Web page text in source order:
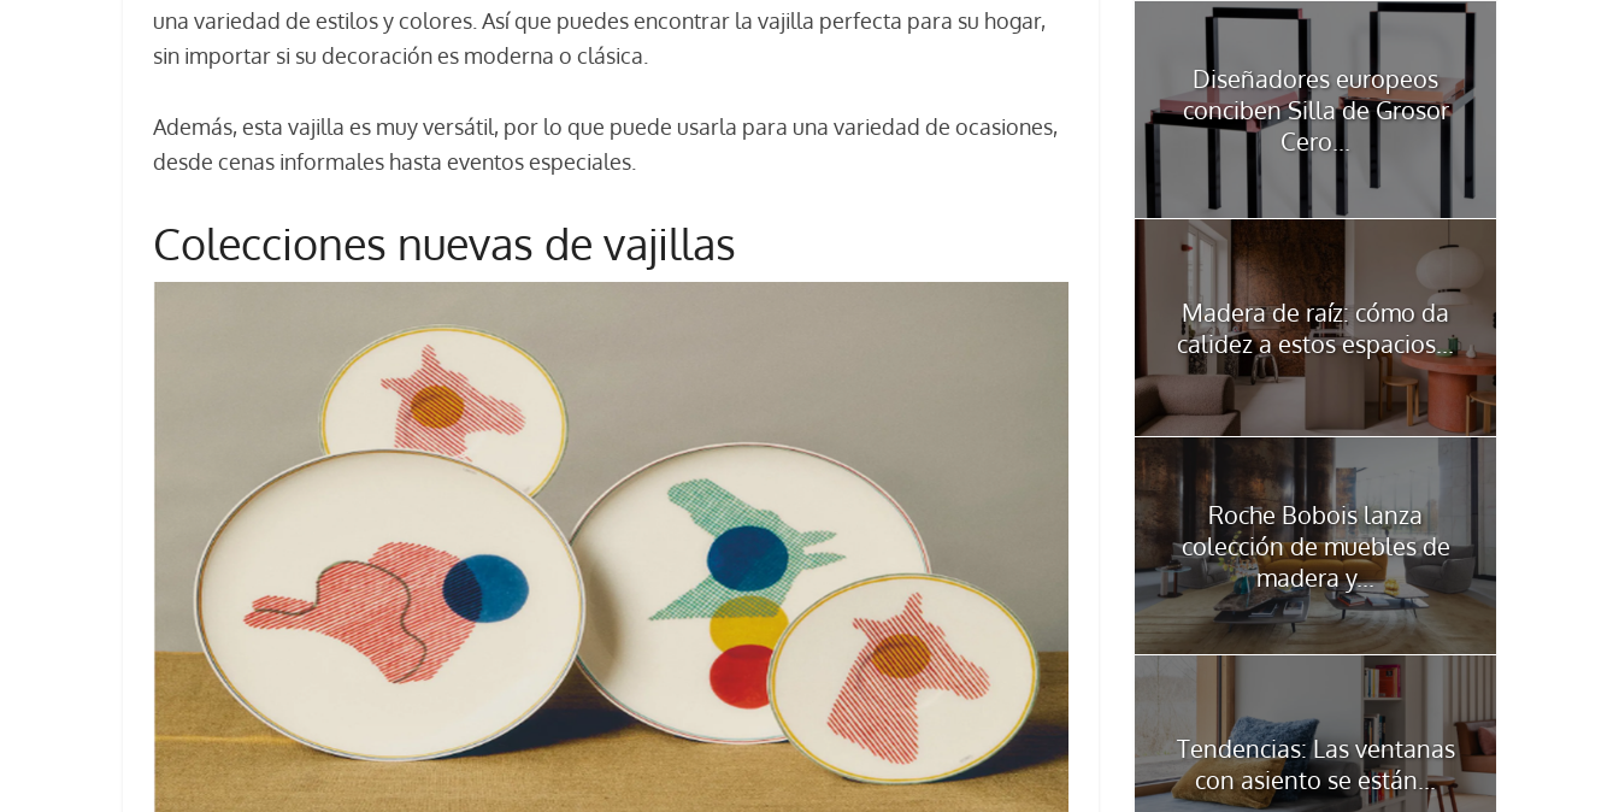
una variedad de estilos y colores. Así que puedes encontrar la vajilla perfecta para su hogar,
sin importar si su decoración es moderna o clásica.
Además, esta vajilla es muy versátil, por lo que puede usarla para una variedad de ocasiones,
desde cenas informales hasta eventos especiales.
Colecciones nuevas de vajillas
Diseñadores europeos
conciben Silla de Grosor
Cero...
Madera de raíz: cómo da
calidez a estos espacios...
Roche Bobois lanza
colección de muebles de
madera y...
Tendencias: Las ventanas
con asiento se están...